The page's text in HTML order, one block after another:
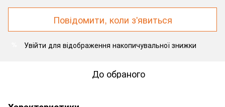
Повідомити, коли з'явиться
Увійти для відображення накопичувальної знижки
До обраного